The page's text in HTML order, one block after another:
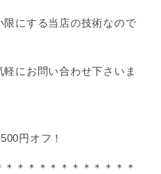
にする当店の技術なので
にお問い合わせ下さいま
円オフ！
＊＊＊＊＊＊＊＊＊＊＊